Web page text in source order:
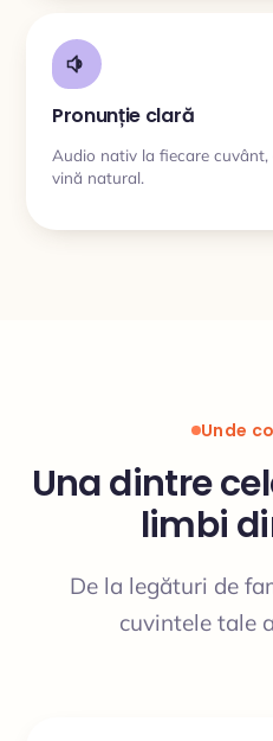
Pronunție clară
Audio nativ la fiecare
vină natural.
Unde
Una dintre
limbi
De la legături de
cuvintele tale